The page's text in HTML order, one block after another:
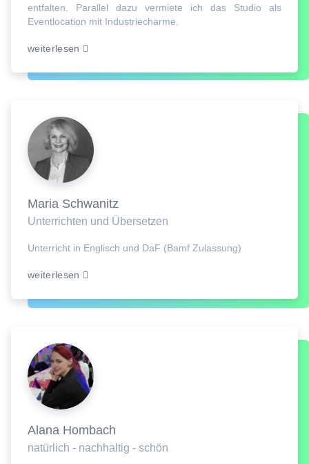
entfalten. Parallel dazu vermiete ich das Studio als
Eventlocation mit Industriecharme.
weiterlesen
Maria Schwanitz
Unterrichten und Übersetzen
Unterricht in Englisch und DaF (Bamf Zulassung)
weiterlesen
Alana Hombach
natürlich - nachhaltig - schön